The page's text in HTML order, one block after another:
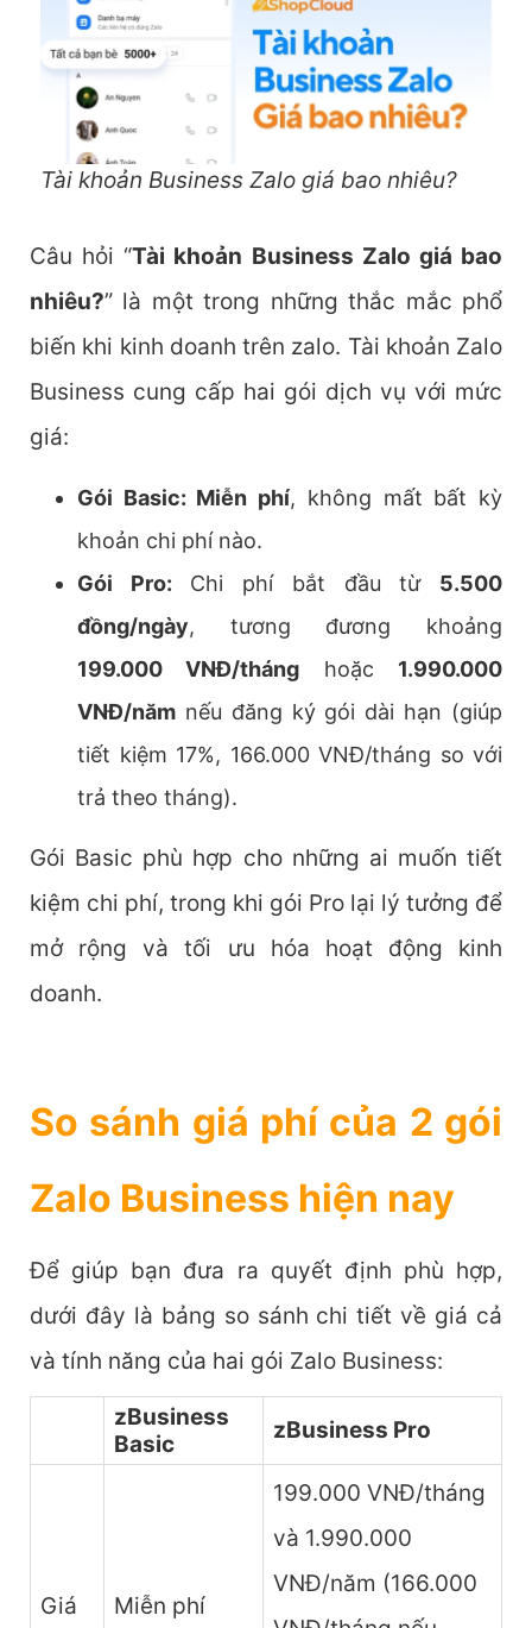
Tài khoản Business Zalo giá bao nhiêu?
Câu hỏi “Tài khoản Business Zalo giá bao
nhiêu?” là một trong những thắc mắc phổ
biến khi kinh doanh trên zalo. Tài khoản Zalo
Business cung cấp hai gói dịch vụ với mức
giá:
Gói Basic: Miễn phí, không mất bất kỳ
khoản chi phí nào.
Gói Pro: Chi phí bắt đầu từ 5.500
đồng/ngày, tương đương khoảng
199.000 VNĐ/tháng hoặc 1.990.000
VNĐ/năm nếu đăng ký gói dài hạn (giúp
tiết kiệm 17%, 166.000 VNĐ/tháng so với
trả theo tháng).
Gói Basic phù hợp cho những ai muốn tiết
kiệm chi phí, trong khi gói Pro lại lý tưởng để
mở rộng và tối ưu hóa hoạt động kinh
doanh.
So sánh giá phí của 2 gói
Zalo Business hiện nay
Để giúp bạn đưa ra quyết định phù hợp,
dưới đây là bảng so sánh chi tiết về giá cả
và tính năng của hai gói Zalo Business:
zBusiness
Basic
zBusiness Pro
Giá Miễn phí
199.000 VNĐ/tháng
và 1.990.000
VNĐ/năm (166.000